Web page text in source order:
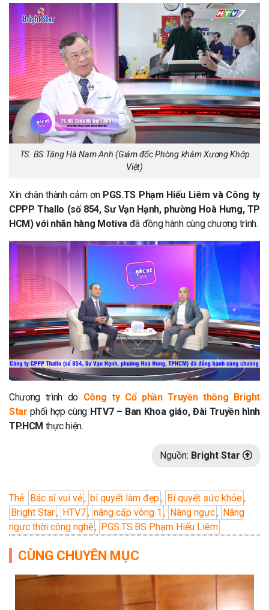
TS. BS Tăng Hà Nam Anh (Giám đốc Phòng khám Xương Khớp
Việt)
Xin chân thành cảm ơn PGS.TS Phạm Hiếu Liêm và Công ty
CPPP Thallo (số 854, Sư Vạn Hạnh, phường Hoà Hưng, TP
HCM) với nhãn hàng Motiva đã đồng hành cùng chương trình.
Chương trình do Công ty Cổ phần Truyền thông Bright
Star phối hợp cùng HTV7 – Ban Khoa giáo, Đài Truyền hình
TP.HCM thực hiện.
Nguồn: Bright Star
Thẻ: Bác sĩ vui vẻ, bí quyết làm đẹp, Bí quyết sức khỏe,
Bright Star, HTV7, nâng cấp vòng 1 , Nâng ngực, Nâng
ngực thời công nghệ, PGS.TS.BS Phạm Hiếu Liêm
CÙNG CHUYÊN MỤC